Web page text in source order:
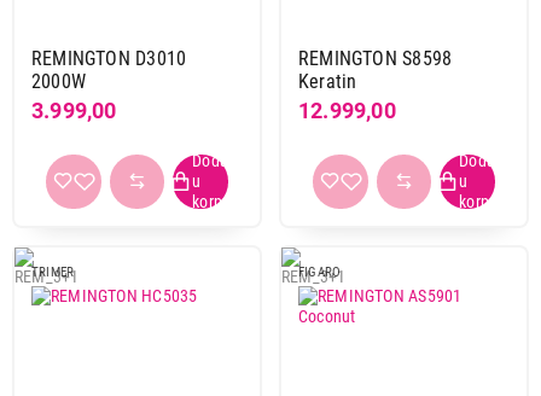
REMINGTON D3010
2000W
3.999,00
REMINGTON S8598
Keratin
12.999,00
TRIMER FIGARO